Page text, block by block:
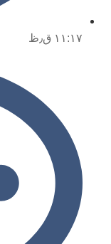
۱۱:۱۷ ق٫ظ